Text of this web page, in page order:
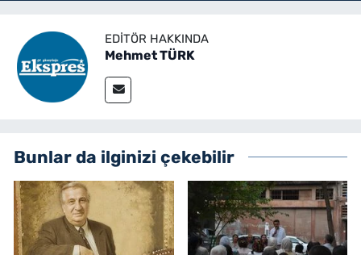
EDITÖR HAKKINDA
Mehmet TÜRK
Bunlar da ilginizi çekebilir